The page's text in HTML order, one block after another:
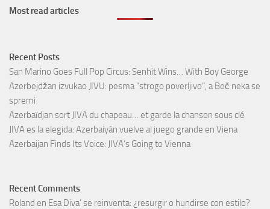
Most read articles
Recent Posts
San Marino Goes Full Pop Circus: Senhit Wins… With Boy George
Azerbejdžan izvukao JIVU: pesma “strogo poverljivo”, a Beč neka se
spremi
Azerbaïdjan sort JIVA du chapeau… et garde la chanson sous clé
JIVA es la elegida: Azerbaiyán vuelve al juego grande en Viena
Azerbaijan Finds Its Voice: JIVA’s Going to Vienna
Recent Comments
Roland en Esa Diva’ se reinventa: ¿resurgir o hundirse con estilo?